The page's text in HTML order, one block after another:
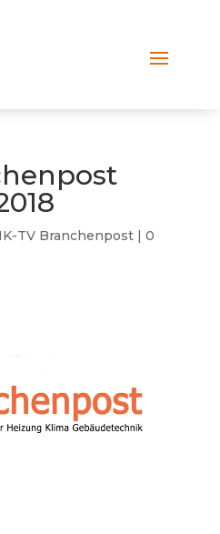
TV Branchenpost| 0